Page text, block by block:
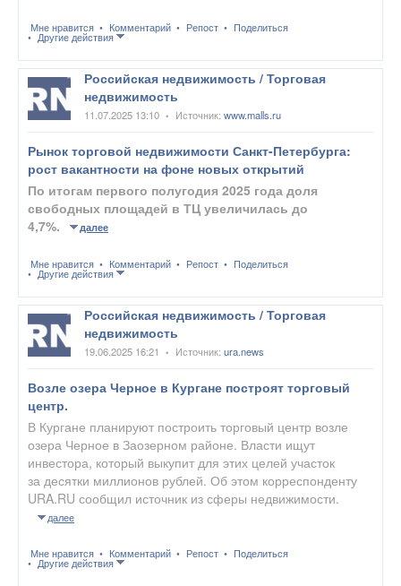
Мне нравится Комментарий Репост Поделиться
Другие действия
Российская недвижимость / Торговая
недвижимость
11.07.2025 13:10 • Источник: www.malls.ru
Рынок торговой недвижимости Санкт-Петербурга:
рост вакантности на фоне новых открытий
По итогам первого полугодия 2025 года доля
свободных площадей в ТЦ увеличилась до
4,7%.
далее
Мне нравится Комментарий Репост Поделиться
Другие действия
Российская недвижимость / Торговая
недвижимость
19.06.2025 16:21 • Источник: ura.news
Возле озера Черное в Кургане построят торговый
центр.
В Кургане планируют построить торговый центр возле
озера Черное в Заозерном районе. Власти ищут
инвестора, который выкупит для этих целей участок
за десятки миллионов рублей. Об этом корреспонденту
URA.RU сообщил источник из сферы недвижимости.
далее
Мне нравится Комментарий Репост Поделиться
Другие действия